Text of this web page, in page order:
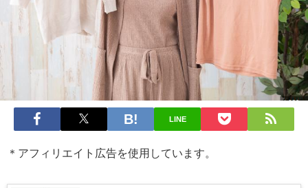
LINE
＊アフィリエイト広告を使用しています。